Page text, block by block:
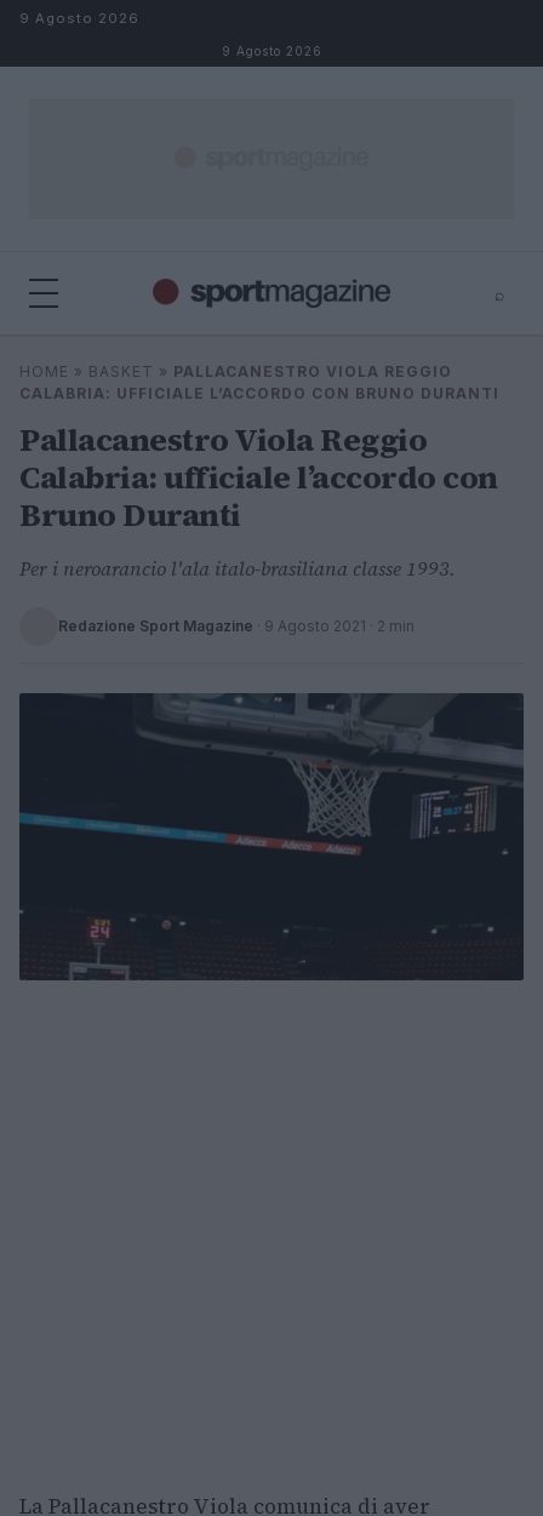
Salta al contenuto
9 Agosto 2026
9 Agosto 2026
⌕
Cerca
HOME » BASKET » PALLACANESTRO VIOLA REGGIO
CALABRIA: UFFICIALE L’ACCORDO CON BRUNO DURANTI
Pallacanestro Viola Reggio
Calabria: ufficiale l’accordo con
Bruno Duranti
Per i neroarancio l'ala italo-brasiliana classe 1993.
Redazione Sport Magazine · 9 Agosto 2021 · 2 min
La Pallacanestro Viola comunica di aver